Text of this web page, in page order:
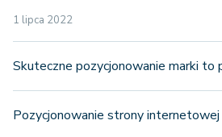
1 lipca 2022
Skuteczne pozycjonowanie marki to
Pozycjonowanie strony